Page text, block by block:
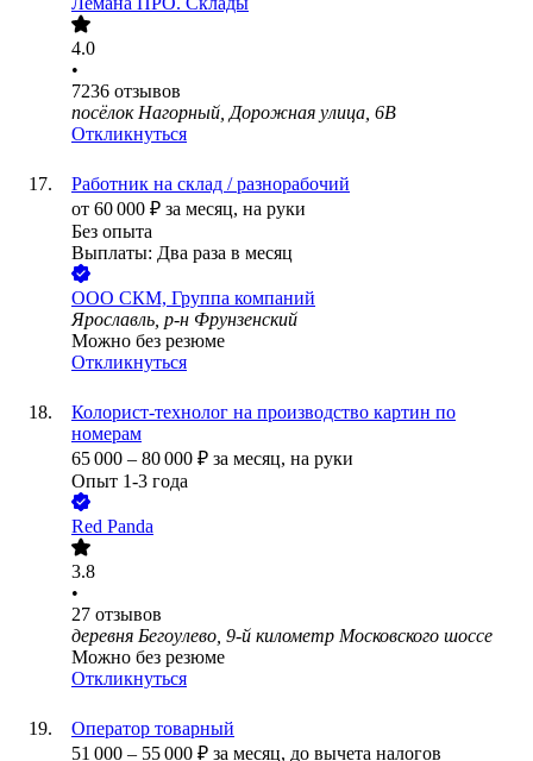
4.0
•
7236 отзывов
посёлок Нагорный, Дорожная улица, 6В
Откликнуться
Работник на склад / разнорабочий
от 60 000 ₽ за месяц, на руки
Без опыта
Выплаты: Два раза в месяц
ООО СКМ, Группа компаний
Ярославль, р-н Фрунзенский
Можно без резюме
Откликнуться
Колорист-технолог на производство картин по
номерам
65 000 – 80 000 ₽ за месяц, на руки
Опыт 1-3 года
Red Panda
3.8
•
27 отзывов
деревня Бегоулево, 9-й километр Московского шоссе
Можно без резюме
Откликнуться
Оператор товарный
51 000 – 55 000 ₽ за месяц, до вычета налогов